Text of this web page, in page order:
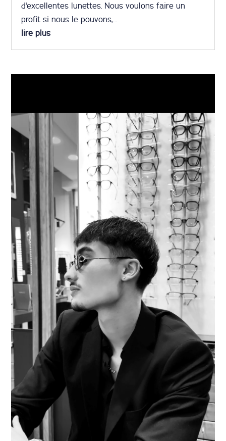
d'excellentes lunettes. Nous voulons faire un
profit si nous le pouvons,...
lire plus